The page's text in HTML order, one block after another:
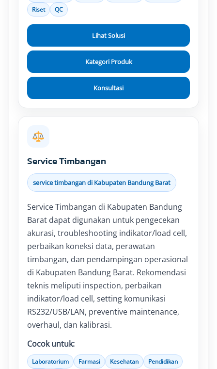
Riset
QC
Lihat Solusi
Kategori Produk
Konsultasi
Service Timbangan
service timbangan di Kabupaten Bandung Barat
Service Timbangan di Kabupaten Bandung
Barat dapat digunakan untuk pengecekan
akurasi, troubleshooting indikator/load cell,
perbaikan koneksi data, perawatan
timbangan, dan pendampingan operasional
di Kabupaten Bandung Barat. Rekomendasi
teknis meliputi inspection, perbaikan
indikator/load cell, setting komunikasi
RS232/USB/LAN, preventive maintenance,
overhaul, dan kalibrasi.
Cocok untuk:
Laboratorium Farmasi Kesehatan
Pendidikan